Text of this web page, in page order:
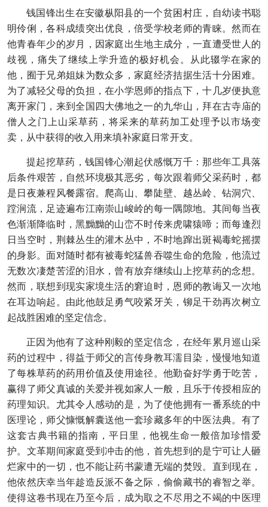
钱国锋出生在安徽枞阳县的一个贫困村庄，自幼读书聪
明伶俐，各科成绩突出优良，倍受学校老师的青睐。然而在
他青春年少的岁月，因家庭出生地主成分，一直遭受世人的
歧视，痛失了继续上学升造的极好机会。从此辍学在家的
他，囿于兄弟姐妹为数众多，家庭经济拮据生活十分困难。
为了减轻父母的负担，在小学恩师的指点下，十几岁便执意
离开家门，来到全国四大佛地之一的九华山，拜在古寺庙的
僧人之门上山采草药，将采来的草药加工处理予以市场变
卖，从中获得的收入用来填补家庭日常开支。
提起挖草药，钱国锋心潮起伏感慨万千：那些年工具落
后条件艰苦，自然环境极其恶劣，每次跟着师父采药时，都
是日夜兼程风餐露宿。爬高山、攀陡壁、越丛岭、钻洞穴、
蹚涧流，足迹遍布江南崇山峻岭的每一隅隙地。其间每当夜
色渐渐降临时，黑黝黝的山峦不时传来虎啸猿啼；而每逢烈
日当空时，荆棘丛生的灌木丛中，不时地蹿出斑褐毒蛇摇摆
的身影。面对随时都有被毒蛇猛兽吞噬生命的危险，他流过
无数次凄楚苦涩的泪水，曾有放弃继续山上挖草药的念想。
然而，联想到现实家境生活的窘迫时，恩师的教诲又一次地
在耳边响起。由此他鼓足勇气咬紧牙关，铆足干劲再次树立
起战胜困难的坚定信念。
正因为他有了这种刚毅的坚定信念，在经年累月巡山采
药的过程中，得益于师父的言传身教耳濡目染，慢慢地知道
了每株草药的药用价值及使用途径。他勤奋好学勇于吃苦，
赢得了师父真诚的关爱并视如家人一般，且乐于传授相应的
药理知识。尤其令人感动的是，为了使他拥有一番系统的中
医理论，师父慷慨解囊送他一套珍藏多年的中医法典。有了
这套古典书籍的指南，平日里，他视生命一般倍加珍惜爱
护。文革期间家庭受到冲击的他，首先想到的是宁可让人砸
烂家中的一切，也不能让药书蒙遭无端的焚毁。直到现在，
他依然庆幸当年趁造反派不备之际，偷偷藏书的睿智之举。
使得这卷书现在乃至今后，成为取之不尽用之不竭的中医理